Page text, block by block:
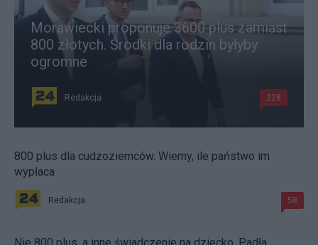
Morawiecki proponuje 3600 plus zamiast
800 złotych. Środki dla rodzin byłyby
ogromne
Redakcja 228
800 plus dla cudzoziemców. Wiemy, ile państwo im
wypłaca
Redakcja 58